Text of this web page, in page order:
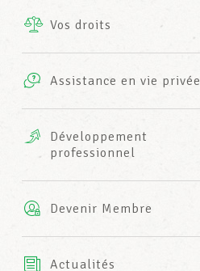
INFO-CENTER
Vos droits
Assistance en vie privée
complémentaires
AXA
Développement
professionnel
Devenir Membre
Actualités